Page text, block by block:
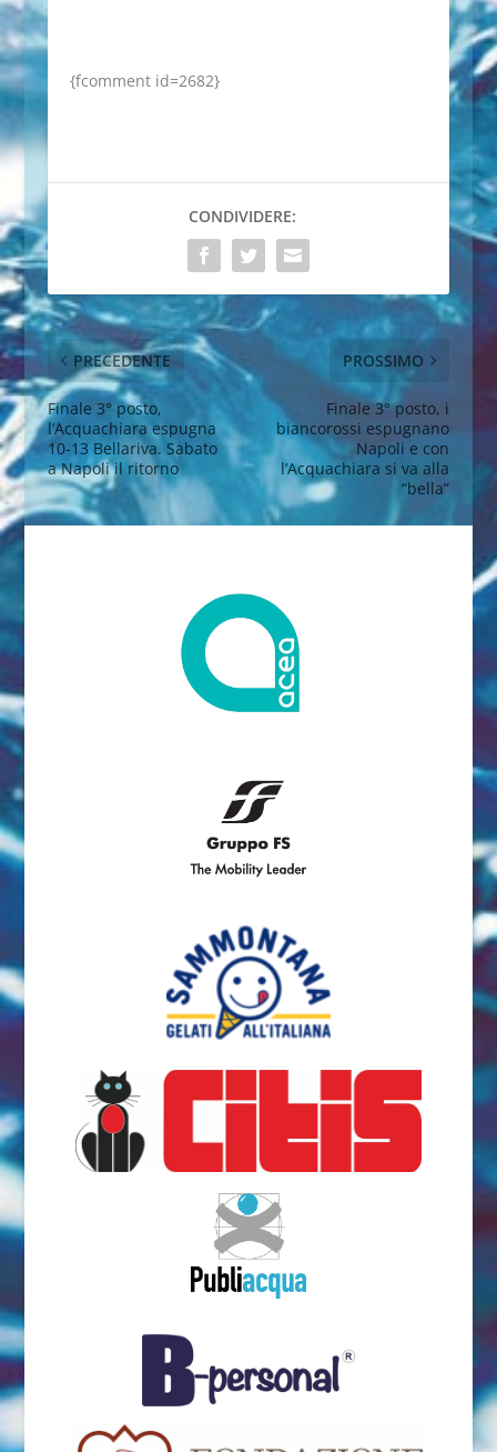
{fcomment id=2682}
CONDIVIDERE:
PRECEDENTE
Finale 3° posto,
l’Acquachiara espugna
10-13 Bellariva. Sabato
a Napoli il ritorno
PROSSIMO
Finale 3° posto, i
biancorossi espugnano
Napoli e con
l’Acquachiara si va alla
“bella”